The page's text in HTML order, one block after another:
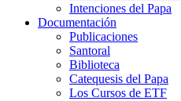
Intenciones del Papa
Documentación
Publicaciones
Santoral
Biblioteca
Catequesis del Papa
Los Cursos de ETF